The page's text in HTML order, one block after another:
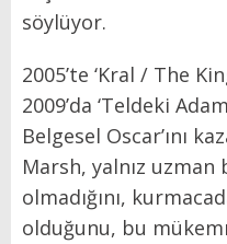
söylüyor.
2005’te ‘Kral / The
2009’da ‘Teldeki
Belgesel Oscar’ını
Marsh, yalnız uzman
olmadığını,
olduğunu, bu